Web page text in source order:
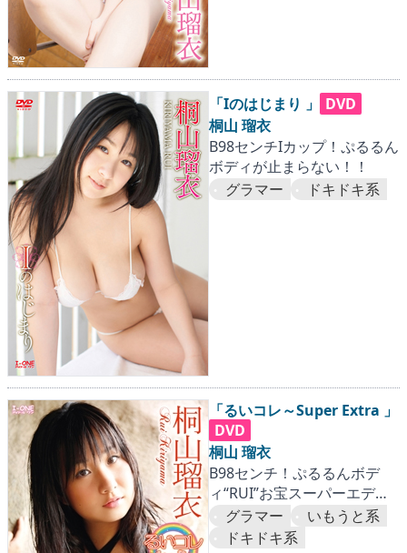
「Iのはじまり 」
DVD
桐山 瑠衣
B98センチIカップ！ぷるるん
ボディが止まらない！！
グラマー
ドキドキ系
「るいコレ～Super Extra 」
DVD
桐山 瑠衣
B98センチ！ぷるるんボデ
ィ“RUI”お宝スーパーエディ
ション！
グラマー
いもうと系
ドキドキ系